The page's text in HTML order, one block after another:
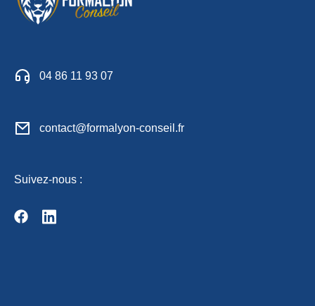
04 86 11 93 07
contact@formalyon-conseil.fr
Suivez-nous :